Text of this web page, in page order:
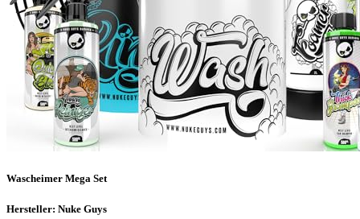
Wascheimer Mega Set
Hersteller: Nuke Guys